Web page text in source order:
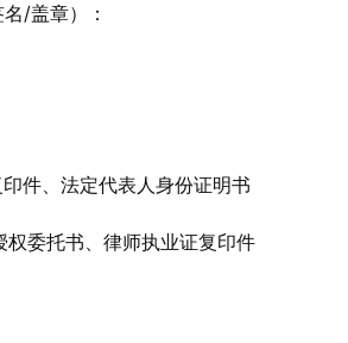
/盖章）：
件、法定代表人身份证明书
权委托书、律师执业证复印件